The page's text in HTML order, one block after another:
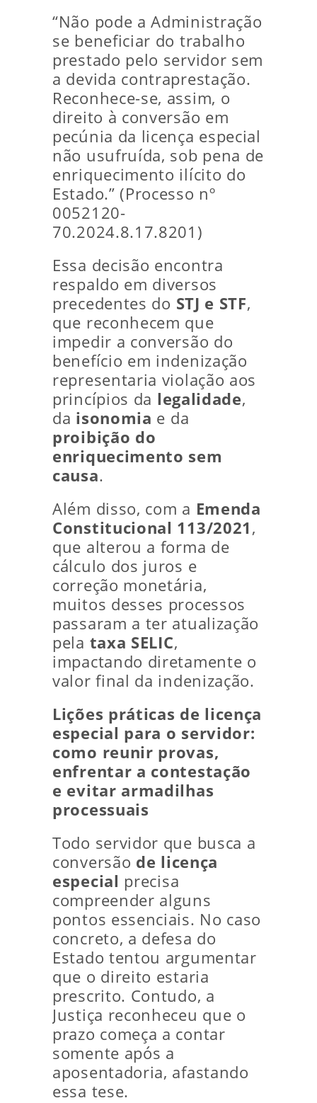
“Não pode a Administração
se beneficiar do trabalho
prestado pelo servidor sem
a devida contraprestação.
Reconhece-se, assim, o
direito à conversão em
pecúnia da licença especial
não usufruída, sob pena de
enriquecimento ilícito do
Estado.” (Processo nº
0052120-
70.2024.8.17.8201)
Essa decisão encontra
respaldo em diversos
precedentes do STJ e STF,
que reconhecem que
impedir a conversão do
benefício em indenização
representaria violação aos
princípios da legalidade,
da isonomia e da
proibição do
enriquecimento sem
causa.
Além disso, com a Emenda
Constitucional 113/2021 ,
que alterou a forma de
cálculo dos juros e
correção monetária,
muitos desses processos
passaram a ter atualização
pela taxa SELIC,
impactando diretamente o
valor final da indenização.
Lições práticas de licença
especial para o servidor:
como reunir provas,
enfrentar a contestação
e evitar armadilhas
processuais
Todo servidor que busca a
conversão de licença
especial precisa
compreender alguns
pontos essenciais. No caso
concreto, a defesa do
Estado tentou argumentar
que o direito estaria
prescrito. Contudo, a
Justiça reconheceu que o
prazo começa a contar
somente após a
aposentadoria, afastando
essa tese.